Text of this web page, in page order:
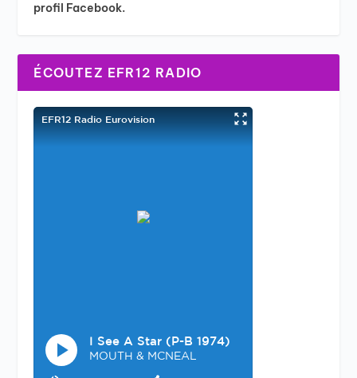
profil Facebook.
ÉCOUTEZ EFR12 RADIO